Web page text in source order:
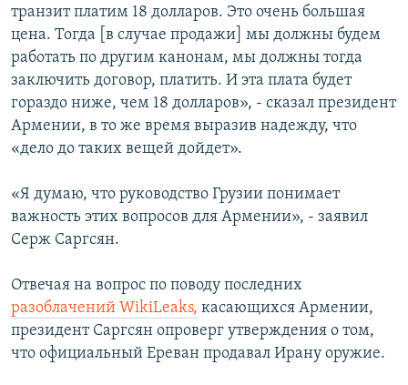
транзит платим 18 долларов. Это очень большая
цена. Тогда [в случае продажи] мы должны будем
работать по другим канонам, мы должны тогда
заключить договор, платить. И эта плата будет
гораздо ниже, чем 18 долларов», - сказал президент
Армении, в то же время выразив надежду, что
«дело до таких вещей дойдет».
«Я думаю, что руководство Грузии понимает
важность этих вопросов для Армении», - заявил
Серж Саргсян.
Отвечая на вопрос по поводу последних
разоблачений WikiLeaks, касающихся Армении,
президент Саргсян опроверг утверждения о том,
что официальный Ереван продавал Ирану оружие.